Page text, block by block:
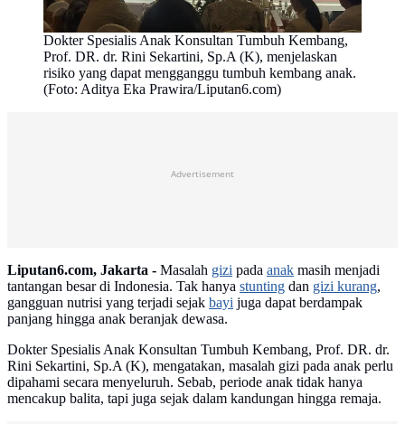
Dokter Spesialis Anak Konsultan Tumbuh Kembang,
Prof. DR. dr. Rini Sekartini, Sp.A (K), menjelaskan
risiko yang dapat mengganggu tumbuh kembang anak.
(Foto: Aditya Eka Prawira/Liputan6.com)
Advertisement
Liputan6.com, Jakarta - Masalah gizi pada anak masih menjadi
tantangan besar di Indonesia. Tak hanya stunting dan gizi kurang,
gangguan nutrisi yang terjadi sejak bayi juga dapat berdampak
panjang hingga anak beranjak dewasa.
Dokter Spesialis Anak Konsultan Tumbuh Kembang, Prof. DR. dr.
Rini Sekartini, Sp.A (K), mengatakan, masalah gizi pada anak perlu
dipahami secara menyeluruh. Sebab, periode anak tidak hanya
mencakup balita, tapi juga sejak dalam kandungan hingga remaja.